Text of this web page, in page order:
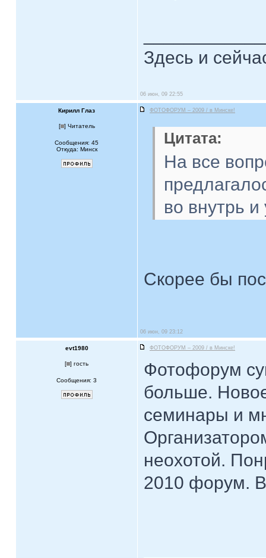
Здесь и
06 июн, 09 22:55
Кирилл Глаз ФОТОФОРУМ – 2009 / в Минске!
[ ] Читатель
Сообщения: 45
Откуда: Минск
Цитата:
На все
во внутрь
Скорее бы
06 июн, 09 23:12
evt1980 ФОТОФОРУМ – 2009 / в Минске!
[ ] гость
Сообщения: 3
Фотофорум
больше.
семинары и
неохотой.
2010 форум.